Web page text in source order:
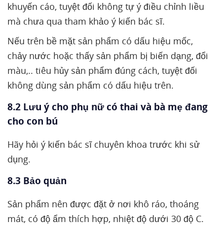
khuyến cáo, tuyệt đối không tự ý điều chỉnh liều
mà chưa qua tham khảo ý kiến bác sĩ.
Nếu trên bề mặt sản phẩm có dấu hiệu mốc,
chảy nước hoặc thấy sản phẩm bị biến dạng, đổi
màu,.. tiêu hủy sản phẩm đúng cách, tuyệt đối
không dùng sản phẩm có dấu hiệu trên.
8.2 Lưu ý cho phụ nữ có thai và bà mẹ đang
cho con bú
Hãy hỏi ý kiến bác sĩ chuyên khoa trước khi sử
dụng.
8.3 ​Bảo quản
Sản phẩm nên được đặt ở nơi khô ráo, thoáng
mát, có độ ẩm thích hợp, nhiệt độ dưới 30 độ C.